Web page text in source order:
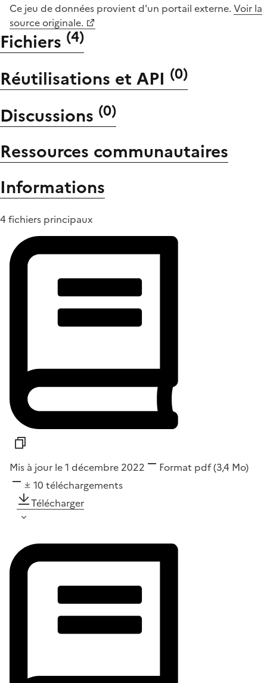
Ce jeu de données provient d'un portail externe. Voir la
source originale.
Fichiers (4)
Réutilisations et API (0)
Discussions (0)
Ressources communautaires
Informations
4 fichiers principaux
Mis à jour le 1 décembre 2022 Format pdf(3,4 Mo)
10 téléchargements
Télécharger